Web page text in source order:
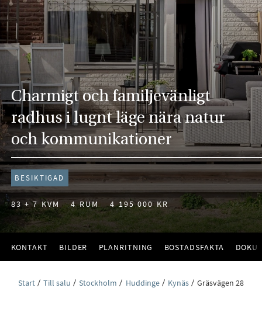
Charmigt och familjevänligt
radhus i lugnt läge nära natur
och kommunikationer
BESIKTIGAD
83 + 7 KVM 4 RUM 4 195 000 KR
KONTAKT BILDER PLANRITNING BOSTADSFAKTA
Start Till salu Stockholm Huddinge Kynäs Gräsvägen 28